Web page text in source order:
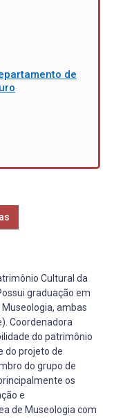
de
Cultural da
graduação em
ambas
Coordenadora
do patrimônio
do projeto de
do grupo de
os
e
de Museologia com